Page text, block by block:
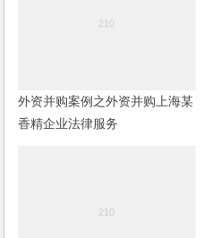
外资并购案例之外资并购上海某
香精企业法律服务